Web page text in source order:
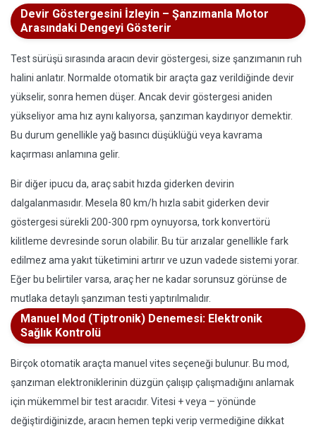
Devir Göstergesini İzleyin – Şanzımanla Motor
Arasındaki Dengeyi Gösterir
Test sürüşü sırasında aracın devir göstergesi, size şanzımanın ruh
halini anlatır. Normalde otomatik bir araçta gaz verildiğinde devir
yükselir, sonra hemen düşer. Ancak devir göstergesi aniden
yükseliyor ama hız aynı kalıyorsa, şanzıman kaydırıyor demektir.
Bu durum genellikle yağ basıncı düşüklüğü veya kavrama
kaçırması anlamına gelir.
Bir diğer ipucu da, araç sabit hızda giderken devirin
dalgalanmasıdır. Mesela 80 km/h hızla sabit giderken devir
göstergesi sürekli 200-300 rpm oynuyorsa, tork konvertörü
kilitleme devresinde sorun olabilir. Bu tür arızalar genellikle fark
edilmez ama yakıt tüketimini artırır ve uzun vadede sistemi yorar.
Eğer bu belirtiler varsa, araç her ne kadar sorunsuz görünse de
mutlaka detaylı şanzıman testi yaptırılmalıdır.
Manuel Mod (Tiptronik) Denemesi: Elektronik
Sağlık Kontrolü
Birçok otomatik araçta manuel vites seçeneği bulunur. Bu mod,
şanzıman elektroniklerinin düzgün çalışıp çalışmadığını anlamak
için mükemmel bir test aracıdır. Vitesi + veya – yönünde
değiştirdiğinizde, aracın hemen tepki verip vermediğine dikkat